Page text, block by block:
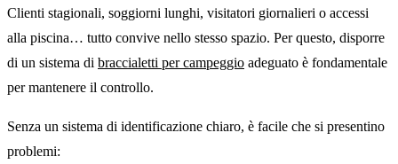
Clienti stagionali, soggiorni lunghi, visitatori giornalieri o accessi
alla piscina… tutto convive nello stesso spazio. Per questo, disporre
di un sistema di braccialetti per campeggio adeguato è fondamentale
per mantenere il controllo.
Senza un sistema di identificazione chiaro, è facile che si presentino
problemi: